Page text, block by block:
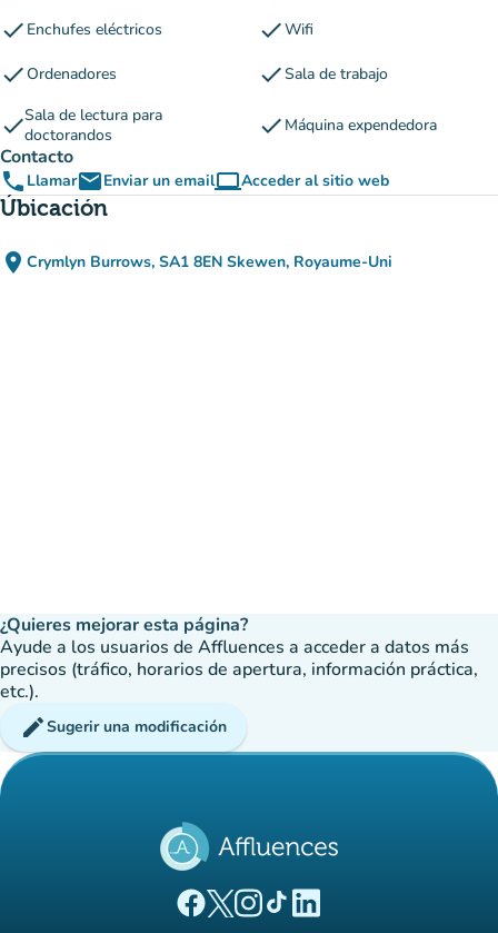
check Enchufes eléctricos checkWifi
checkOrdenadores checkSala de trabajo
checkSala de lectura para
doctorandos
check Máquina expendedora
Contacto
phone LlamaremailEnviar un emailcomputerAcceder al sitio web
(nueva pestaña)
Úbicación
place Crymlyn Burrows, SA1 8EN Skewen, Royaume-Uni
(abrir en Google Maps)
(nueva pestaña)
¿Quieres mejorar esta página?
Ayude a los usuarios de Affluences a acceder a datos más
precisos (tráfico, horarios de apertura, información práctica,
etc.).
editSugerir una modificación
(nueva pestaña)
(nueva pestaña)
(nueva pestaña)
(nueva pestaña)